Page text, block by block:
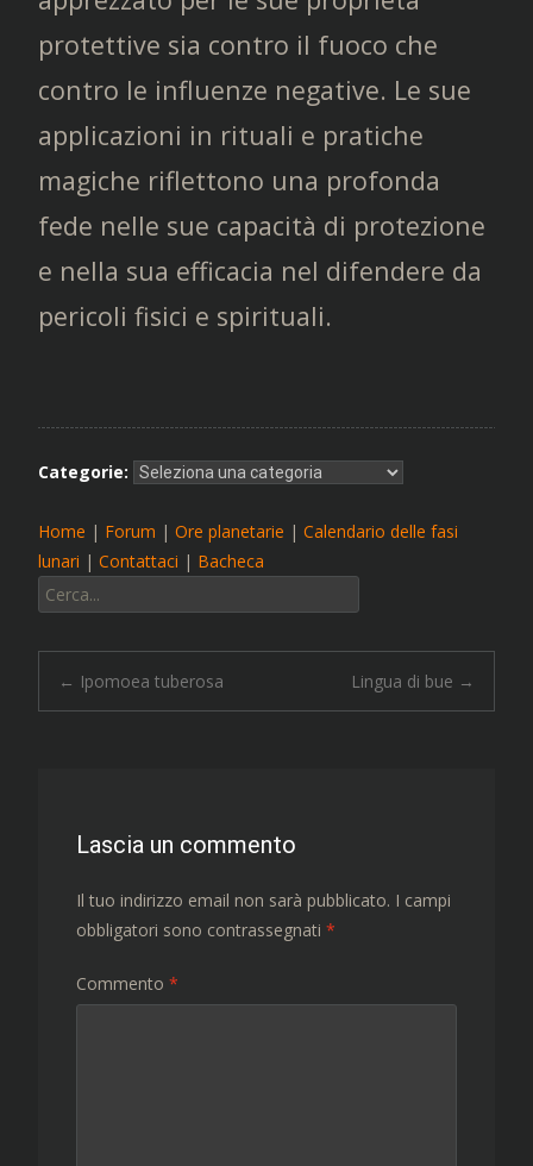
protettive sia contro il fuoco che
contro le influenze negative. Le sue
applicazioni in rituali e pratiche
magiche riflettono una profonda
fede nelle sue capacità di protezione
e nella sua efficacia nel difendere da
pericoli fisici e spirituali.
Categorie:
Home | Forum | Ore planetarie | Calendario delle fasi
lunari | Contattaci | Bacheca
Cerca:
Navigazione
← Ipomoea tuberosa Lingua di bue →
Lascia un commento
Il tuo indirizzo email non sarà pubblicato. I campi
obbligatori sono contrassegnati *
Commento *